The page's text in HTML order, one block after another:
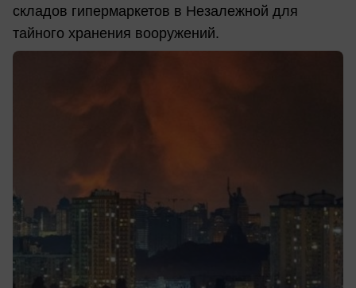
складов гипермаркетов в Незалежной для
тайного хранения вооружений.